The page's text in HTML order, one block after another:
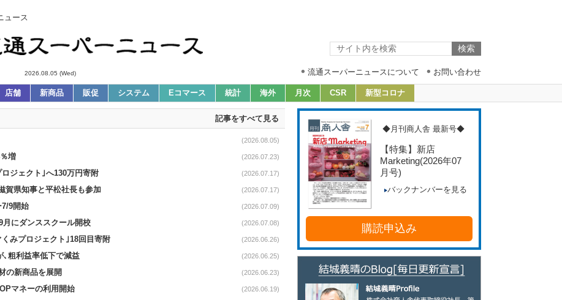
ュース
2026.08.05 (Wed) 流通スーパーニュースについて お問い合わせ
店舗 新商品 販促 システム Eコマース 統計 海外 月次 CSR 新型コロナ
記事をすべて見る
(2026.08.05)
増 (2026.07.23)
ジェクト｣へ130万円寄附 (2026.07.17)
賀県知事と平松社長も参加 (2026.07.17)
9開始 (2026.07.09)
にダンススクール開校 (2026.07.08)
みプロジェクト｣18回目寄附 (2026.06.26)
､粗利益率低下で減益 (2026.06.25)
の新商品を展開 (2026.06.23)
マネーの利用開始 (2026.06.19)
◆月刊商人舎 最新号◆
【特集】新店
Marketing(2026年07
月号)
バックナンバーを見る
購読申込み